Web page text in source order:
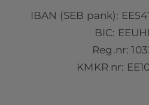
IBAN (SEB pank):
BIC:
Reg.nr:
KMKR nr: